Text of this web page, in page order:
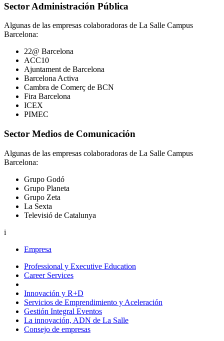
Sector Administración Pública
Algunas de las empresas colaboradoras de La Salle Campus
Barcelona:
22@ Barcelona
ACC10
Ajuntament de Barcelona
Barcelona Activa
Cambra de Comerç de BCN
Fira Barcelona
ICEX
PIMEC
Sector Medios de Comunicación
Algunas de las empresas colaboradoras de La Salle Campus
Barcelona:
Grupo Godó
Grupo Planeta
Grupo Zeta
La Sexta
Televisió de Catalunya
i
Empresa
Professional y Executive Education
Career Services
Innovación y R+D
Servicios de Emprendimiento y Aceleración
Gestión Integral Eventos
La innovación, ADN de La Salle
Consejo de empresas